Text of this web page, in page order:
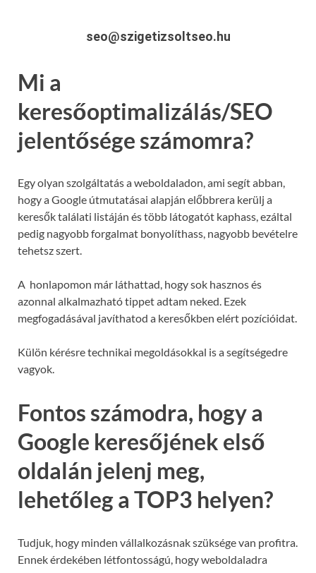
seo@szigetizsoltseo.hu
Mi a
keresőoptimalizálás/SEO
jelentősége számomra?
Egy olyan szolgáltatás a weboldaladon, ami segít abban,
hogy a Google útmutatásai alapján előbbrera kerülj a
keresők találati listáján és több látogatót kaphass, ezáltal
pedig nagyobb forgalmat bonyolíthass, nagyobb bevételre
tehetsz szert.
A honlapomon már láthattad, hogy sok hasznos és
azonnal alkalmazható tippet adtam neked. Ezek
megfogadásával javíthatod a keresőkben elért pozícióidat.
Külön kérésre technikai megoldásokkal is a segítségedre
vagyok.
Fontos számodra, hogy a
Google keresőjének első
oldalán jelenj meg,
lehetőleg a TOP3 helyen?
Tudjuk, hogy minden vállalkozásnak szüksége van profitra.
Ennek érdekében létfontosságú, hogy weboldaladra